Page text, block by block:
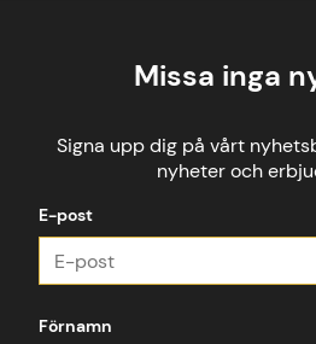
Missa inga
Signa upp dig på vårt
nyheter och
E-post
Förnamn